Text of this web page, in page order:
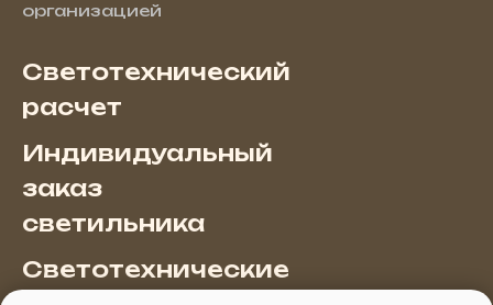
организацией
Светотехнический
расчет
Индивидуальный
заказ
светильника
Светотехнические